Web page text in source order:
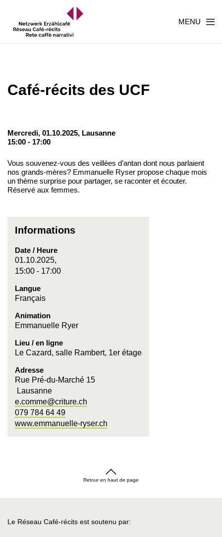
MENU
Café-récits des UCF
Mercredi, 01.10.2025, Lausanne
15:00 - 17:00
Vous souvenez-vous des veillées d’antan dont nous parlaient
nos grands-mères? Emmanuelle Ryser propose chaque mois
un thème surprise pour partager, se raconter et écouter.
Réservé aux femmes.
Informations
Date / Heure
01.10.2025,
15:00 - 17:00
Langue
Français
Animation
Emmanuelle Ryer
Lieu / en ligne
Le Cazard, salle Rambert, 1er étage
Adresse
Rue Pré-du-Marché 15
Lausanne
e.comme@criture.ch
079 784 64 49
www.emmanuelle-ryser.ch
Retour en haut de page
Le Réseau Café-récits est soutenu par: